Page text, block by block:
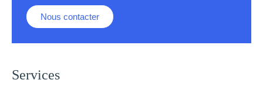
Nous contacter
Services